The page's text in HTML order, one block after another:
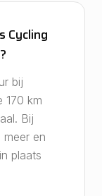
Cycling
bij
170 km
Bij
en
plaats